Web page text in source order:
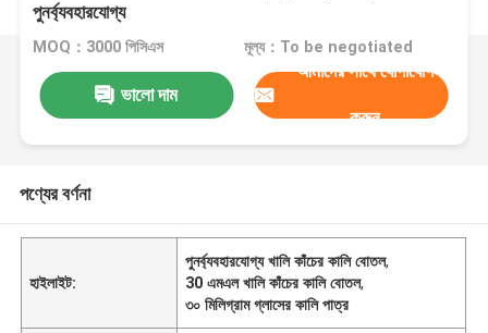
পুনর্ব্যবহারযোগ্য
MOQ：3000 পিসিএস মূল্য：To be negotiated
ভালো দাম
আমাদের সাথে যোগাযোগ
করুন
পণ্যের বর্ণনা
হাইলাইট:
পুনর্ব্যবহারযোগ্য খালি কাঁচের কালি বোতল,
30 এমএল খালি কাঁচের কালি বোতল,
৩০ মিলিগ্রাম গ্লাসের কালি পাত্র